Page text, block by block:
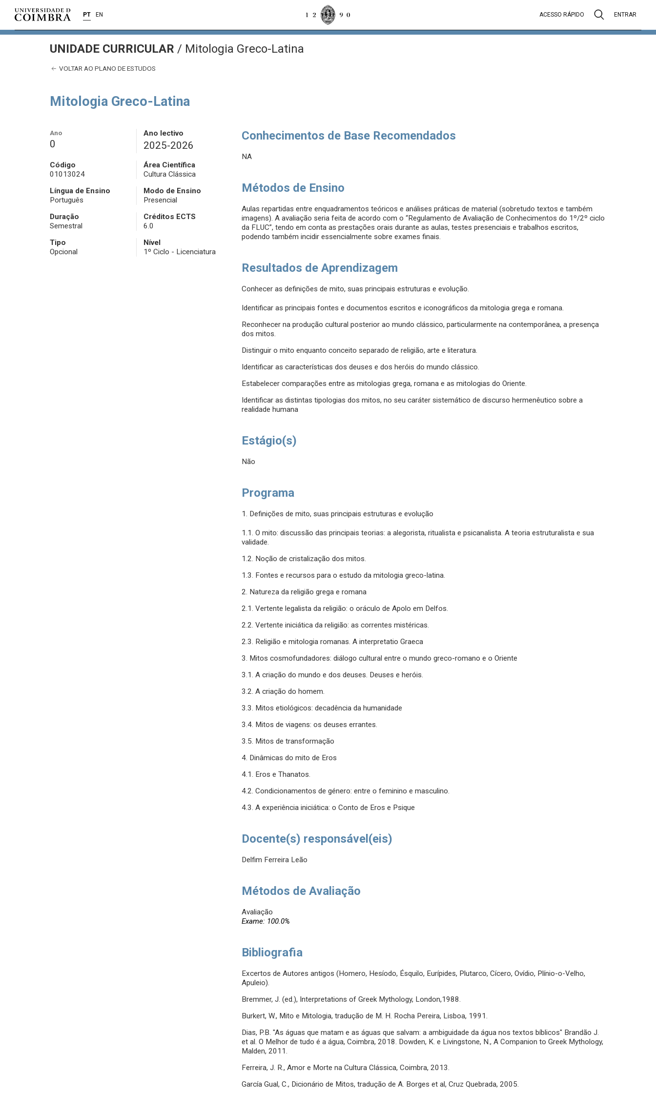
PT EN ACESSO RÁPIDO ENTRAR
UNIDADE CURRICULAR / Mitologia Greco-Latina
VOLTAR AO PLANO DE ESTUDOS
Mitologia Greco-Latina
Ano
0
Ano lectivo
2025-2026
Código
01013024
Área Científica
Cultura Clássica
Língua de Ensino
Português
Modo de Ensino
Presencial
Duração
Semestral
Créditos ECTS
6.0
Tipo
Opcional
Nível
1º Ciclo - Licenciatura
Conhecimentos de Base Recomendados
NA
Métodos de Ensino
Aulas repartidas entre enquadramentos teóricos e análises práticas de material (sobretudo textos e também
imagens). A avaliação seria feita de acordo com o “Regulamento de Avaliação de Conhecimentos do 1º/2º ciclo
da FLUC”, tendo em conta as prestações orais durante as aulas, testes presenciais e trabalhos escritos,
podendo também incidir essencialmente sobre exames finais.
Resultados de Aprendizagem
Conhecer as definições de mito, suas principais estruturas e evolução.
Identificar as principais fontes e documentos escritos e iconográficos da mitologia grega e romana.
Reconhecer na produção cultural posterior ao mundo clássico, particularmente na contemporânea, a presença
dos mitos.
Distinguir o mito enquanto conceito separado de religião, arte e literatura.
Identificar as características dos deuses e dos heróis do mundo clássico.
Estabelecer comparações entre as mitologias grega, romana e as mitologias do Oriente.
Identificar as distintas tipologias dos mitos, no seu caráter sistemático de discurso hermenêutico sobre a
realidade humana
Estágio(s)
Não
Programa
1. Definições de mito, suas principais estruturas e evolução
1.1. O mito: discussão das principais teorias: a alegorista, ritualista e psicanalista. A teoria estruturalista e sua
validade.
1.2. Noção de cristalização dos mitos.
1.3. Fontes e recursos para o estudo da mitologia greco-latina.
2. Natureza da religião grega e romana
2.1. Vertente legalista da religião: o oráculo de Apolo em Delfos.
2.2. Vertente iniciática da religião: as correntes mistéricas.
2.3. Religião e mitologia romanas. A interpretatio Graeca
3. Mitos cosmofundadores: diálogo cultural entre o mundo greco-romano e o Oriente
3.1. A criação do mundo e dos deuses. Deuses e heróis.
3.2. A criação do homem.
3.3. Mitos etiológicos: decadência da humanidade
3.4. Mitos de viagens: os deuses errantes.
3.5. Mitos de transformação
4. Dinâmicas do mito de Eros
4.1. Eros e Thanatos.
4.2. Condicionamentos de género: entre o feminino e masculino.
4.3. A experiência iniciática: o Conto de Eros e Psique
Docente(s) responsável(eis)
Delfim Ferreira Leão
Métodos de Avaliação
Avaliação
Exame: 100.0%
Bibliografia
Excertos de Autores antigos (Homero, Hesíodo, Ésquilo, Eurípides, Plutarco, Cícero, Ovídio, Plínio-o-Velho,
Apuleio).
Bremmer, J. (ed.), Interpretations of Greek Mythology, London,1988.
Burkert, W., Mito e Mitologia, tradução de M. H. Rocha Pereira, Lisboa, 1991.
Dias, P.B. "As águas que matam e as águas que salvam: a ambiguidade da água nos textos bíblicos" Brandão J.
et al. O Melhor de tudo é a água, Coimbra, 2018. Dowden, K. e Livingstone, N., A Companion to Greek Mythology,
Malden, 2011.
Ferreira, J. R., Amor e Morte na Cultura Clássica, Coimbra, 2013.
García Gual, C., Dicionário de Mitos, tradução de A. Borges et al, Cruz Quebrada, 2005.